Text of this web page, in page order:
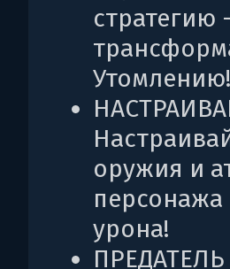
Утомлению!
оружия и
урона!